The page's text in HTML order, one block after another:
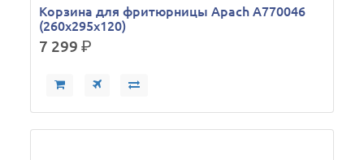
Корзина для фритюрницы Apach A770046
(260х295х120)
7 299р.